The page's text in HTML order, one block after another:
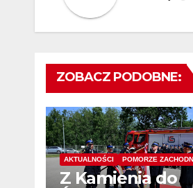
ZOBACZ PODOBNE:
AKTUALNOŚCI POMORZE
Z Kamienia do